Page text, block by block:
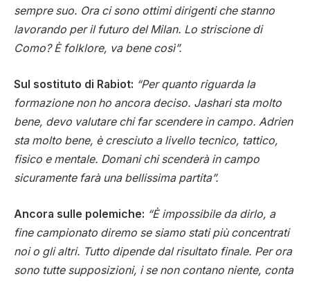
sempre suo. Ora ci sono ottimi dirigenti che stanno
lavorando per il futuro del Milan. Lo striscione di
Como? È folklore, va bene così”.
Sul sostituto di Rabiot: “Per quanto riguarda la
formazione non ho ancora deciso. Jashari sta molto
bene, devo valutare chi far scendere in campo. Adrien
sta molto bene, è cresciuto a livello tecnico, tattico,
fisico e mentale. Domani chi scenderà in campo
sicuramente farà una bellissima partita”.
Ancora sulle polemiche: “È impossibile da dirlo, a
fine campionato diremo se siamo stati più concentrati
noi o gli altri. Tutto dipende dal risultato finale. Per ora
sono tutte supposizioni, i se non contano niente, conta